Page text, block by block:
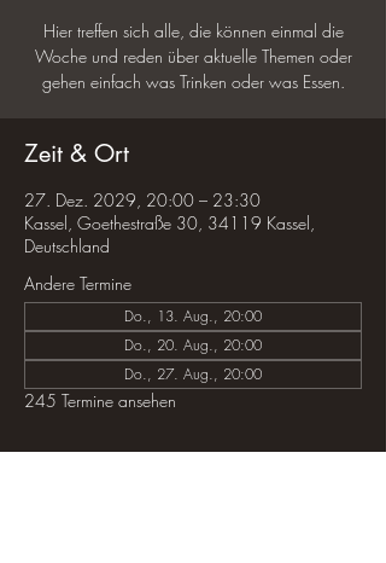
Hier treffen sich alle, die können einmal die
Woche und reden über aktuelle Themen oder
gehen einfach was Trinken oder was Essen.
Zeit & Ort
27. Dez. 2029, 20:00 – 23:30
Kassel, Goethestraße 30, 34119 Kassel,
Deutschland
Andere Termine
Do., 13. Aug., 20:00
Do., 20. Aug., 20:00
Do., 27. Aug., 20:00
245 Termine ansehen